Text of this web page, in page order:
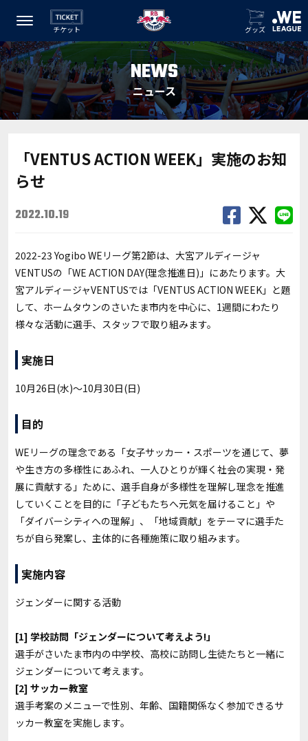
チケット グッズ
NEWS
ニュース
「VENTUS ACTION WEEK」実施のお知
らせ
2022.10.19
2022-23 Yogibo WEリーグ第2節は、大宮アルディージャ
VENTUSの「WE ACTION DAY(理念推進日)」にあたります。大
宮アルディージャVENTUSでは「VENTUS ACTION WEEK」と題
して、ホームタウンのさいたま市内を中心に、1週間にわたり
様々な活動に選手、スタッフで取り組みます。
実施日
10月26日(水)～10月30日(日)
目的
WEリーグの理念である「女子サッカー・スポーツを通じて、夢
や生き方の多様性にあふれ、一人ひとりが輝く社会の実現・発
展に貢献する」ために、選手自身が多様性を理解し理念を推進
していくことを目的に「子どもたちへ元気を届けること」や
「ダイバーシティへの理解」、「地域貢献」をテーマに選手た
ちが自ら発案し、主体的に各種施策に取り組みます。
実施内容
ジェンダーに関する活動
[1] 学校訪問「ジェンダーについて考えよう!」
選手がさいたま市内の中学校、高校に訪問し生徒たちと一緒に
ジェンダーについて考えます。
[2] サッカー教室
選手考案のメニューで性別、年齢、国籍関係なく参加できるサ
ッカー教室を実施します。